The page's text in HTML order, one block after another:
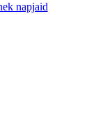
napjaid